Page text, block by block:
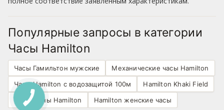
Популярные запросы в категории
Часы Hamilton
Часы Гамильтон мужские
Механические часы Hamilton
Часы Hamilton с водозащитой 100м
Hamilton Khaki Field
Скелетоны Hamilton
Hamilton женские часы